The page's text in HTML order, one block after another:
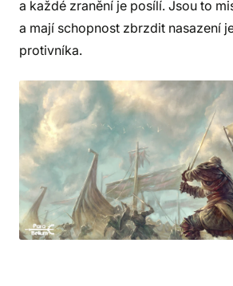
a každé zranění je posílí. Jsou to
a mají schopnost zbrzdit nasazení
protivníka.